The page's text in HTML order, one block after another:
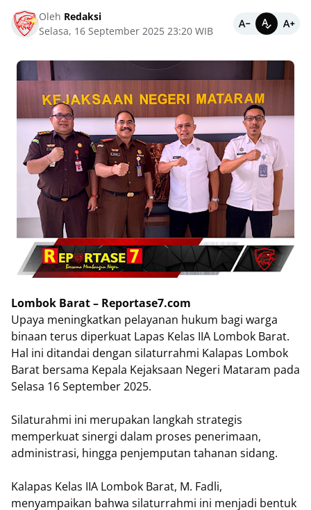
Oleh Redaksi
Selasa, 16 September 2025 23:20 WIB
Lombok Barat – Reportase7.com
Upaya meningkatkan pelayanan hukum bagi warga
binaan terus diperkuat Lapas Kelas IIA Lombok Barat.
Hal ini ditandai dengan silaturrahmi Kalapas Lombok
Barat bersama Kepala Kejaksaan Negeri Mataram pada
Selasa 16 September 2025.
Silaturahmi ini merupakan langkah strategis
memperkuat sinergi dalam proses penerimaan,
administrasi, hingga penjemputan tahanan sidang.
Kalapas Kelas IIA Lombok Barat, M. Fadli,
menyampaikan bahwa silaturrahmi ini menjadi bentuk